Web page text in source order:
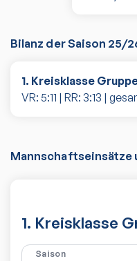
Bilanz der Saison 25/
1. Kreisklasse
VR: 5:11 | RR: 3:13 |
Mannschaftseinsätze
1. Kreisklasse
Saison